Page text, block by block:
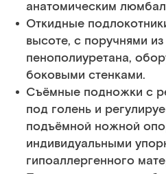
анатомическим
Откидные
высоте, с поручнями
пенополиуретана,
боковыми стенками.
Съёмные подножки с
под голень и
подъёмной ножной
индивидуальными
гипоаллергенного